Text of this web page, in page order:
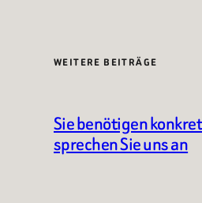
WEITERE BEITRÄGE
Sie benötigen
sprechen Sie uns an